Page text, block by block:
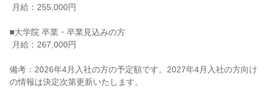
■大学院 卒業・卒業見込みの方
備考：2026年4月入社の方の予定額です。2027年4月入社の方向け
の情報は決定次第更新いたします。